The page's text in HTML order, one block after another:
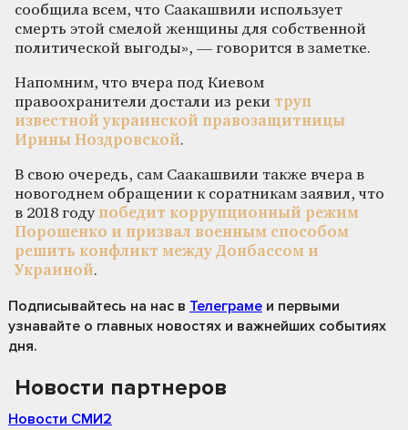
сообщила всем, что Саакашвили использует
смерть этой смелой женщины для собственной
политической выгоды», — говорится в заметке.
Напомним, что вчера под Киевом
правоохранители достали из реки труп
известной украинской правозащитницы
Ирины Ноздровской.
В свою очередь, сам Саакашвили также вчера в
новогоднем обращении к соратникам заявил, что
в 2018 году победит коррупционный режим
Порошенко и призвал военным способом
решить конфликт между Донбассом и
Украиной.
Подписывайтесь на нас в Телеграме и первыми
узнавайте о главных новостях и важнейших событиях
дня.
Новости партнеров
Новости СМИ2